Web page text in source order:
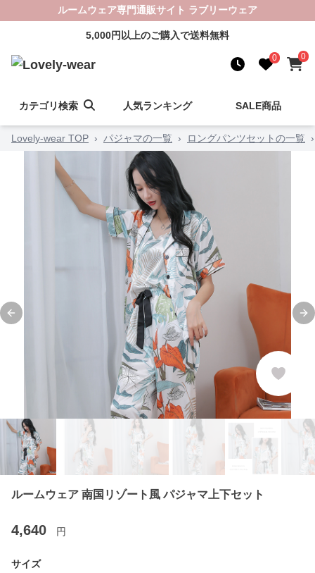
ルームウェア専門通販サイト ラブリーウェア
5,000円以上のご購入で送料無料
0 0
カテゴリ検索 人気ランキング SALE商品
Lovely-wear TOP › パジャマの一覧 › ロングパンツセットの一覧 ›
Previous slide
ルームウェア 南国リゾート風 パジャマ上下セット
4,640 円
サイズ